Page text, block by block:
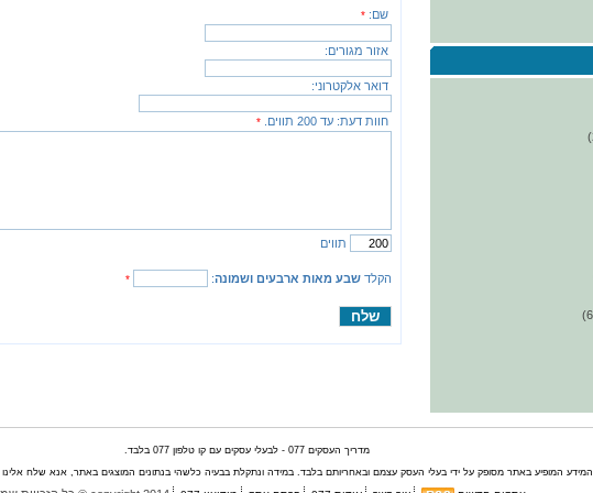
שם: *
אזור מגורים:
דואר אלקטרוני:
חוות דעת: עד 200 תווים. *
תווים
הקלד שבע מאות ארבעים ושמונה:
*
מדריך העסקים 077 - לבעלי עסקים עם קו טלפון 077 בלבד.
המידע המופיע באתר מסופק על ידי בעלי העסק עצמם ובאחריותם בלבד. במידה ונתקלת בבעיה כלשהי בנתונים המוצגים באתר, אנא שלח אלינו